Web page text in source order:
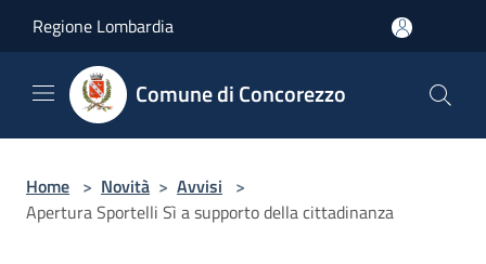
Regione Lombardia
Comune di Concorezzo
Home > Novità > Avvisi >
Apertura Sportelli Sì a supporto della cittadinanza